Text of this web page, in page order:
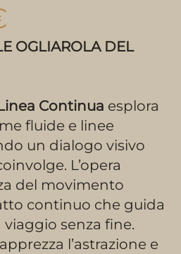
OGLIAROLA DEL
Continua esplora
fluide e linee
un dialogo visivo
L’opera
del movimento
continuo che guida
senza fine.
l’astrazione e